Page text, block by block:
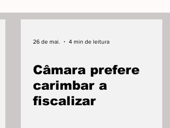
26 de mai. 4 min de leitura
Câmara prefere
carimbar a
fiscalizar